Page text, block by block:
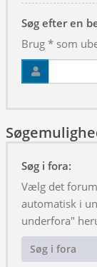
Søg efter en
Brug * som
Søg i fora:
Vælg det
automatisk i
underfora"
Søg i fora